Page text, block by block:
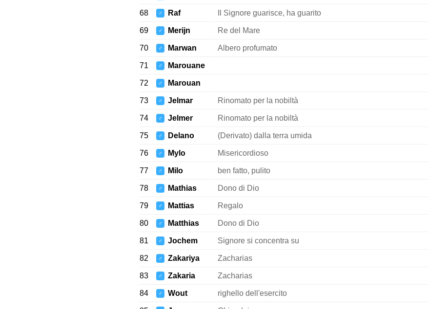
68 ♂ Raf Il Signore guarisce, ha guarito
69 ♂ Merijn Re del Mare
70 ♂ Marwan Albero profumato
71 ♂ Marouane
72 ♂ Marouan
73 ♂ Jelmar Rinomato per la nobiltà
74 ♂ Jelmer Rinomato per la nobiltà
75 ♂ Delano (Derivato) dalla terra umida
76 ♂ Mylo Misericordioso
77 ♂ Milo ben fatto, pulito
78 ♂ Mathias Dono di Dio
79 ♂ Mattias Regalo
80 ♂ Matthias Dono di Dio
81 ♂ Jochem Signore si concentra su
82 ♂ Zakariya Zacharias
83 ♂ Zakaria Zacharias
84 ♂ Wout righello dell'esercito